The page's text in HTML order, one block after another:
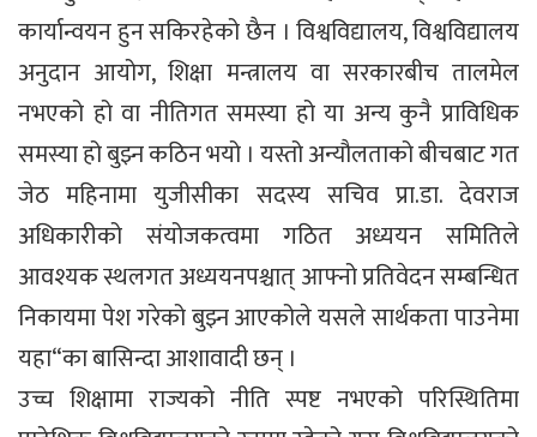
कार्यान्वयन हुन सकिरहेको छैन । विश्वविद्यालय, विश्वविद्यालय
अनुदान आयोग, शिक्षा मन्त्रालय वा सरकारबीच तालमेल
नभएको हो वा नीतिगत समस्या हो या अन्य कुनै प्राविधिक
समस्या हो बुझ्न कठिन भयो । यस्तो अन्यौलताको बीचबाट गत
जेठ महिनामा युजीसीका सदस्य सचिव प्रा.डा. देवराज
अधिकारीको संयोजकत्वमा गठित अध्ययन समितिले
आवश्यक स्थलगत अध्ययनपश्चात् आफ्नो प्रतिवेदन सम्बन्धित
निकायमा पेश गरेको बुझ्न आएकोले यसले सार्थकता पाउनेमा
यहा“का बासिन्दा आशावादी छन् ।
उच्च शिक्षामा राज्यको नीति स्पष्ट नभएको परिस्थितिमा